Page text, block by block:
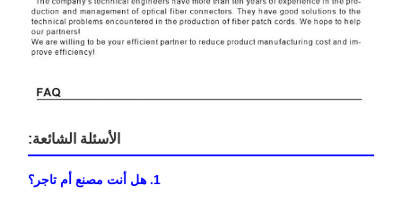
الأسئلة الشائعة: